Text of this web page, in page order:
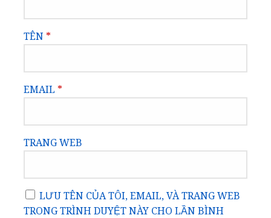
TÊN *
EMAIL *
TRANG WEB
LƯU TÊN CỦA TÔI, EMAIL, VÀ TRANG WEB
TRONG TRÌNH DUYỆT NÀY CHO LẦN BÌNH